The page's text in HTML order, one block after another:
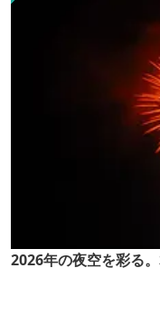
2026年の夜空を彩る